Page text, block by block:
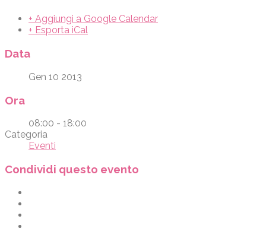
+ Aggiungi a Google Calendar
+ Esporta iCal
Data
Gen 10 2013
Ora
08:00 - 18:00
Categoria
Eventi
Condividi questo evento